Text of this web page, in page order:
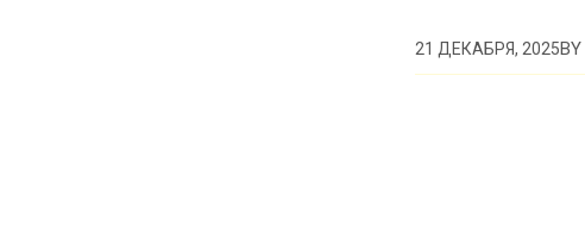
21 ДЕКАБРЯ, 2025BY